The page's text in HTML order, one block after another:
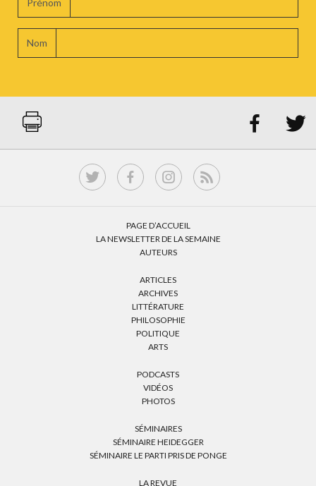
Prénom
Nom
 
PAGE D’ACCUEIL
LA NEWSLETTER DE LA SEMAINE
AUTEURS
ARTICLES
ARCHIVES
LITTÉRATURE
PHILOSOPHIE
POLITIQUE
ARTS
PODCASTS
VIDÉOS
PHOTOS
SÉMINAIRES
SÉMINAIRE HEIDEGGER
SÉMINAIRE LE PARTI PRIS DE PONGE
LA REVUE